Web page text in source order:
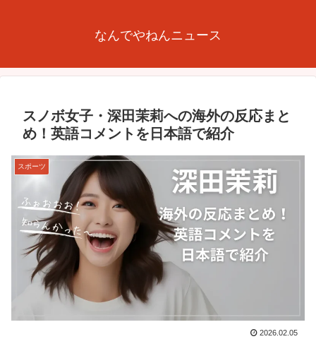
なんでやねんニュース
スノボ女子・深田茉莉への海外の反応まと
め！英語コメントを日本語で紹介
スポーツ
2026.02.05